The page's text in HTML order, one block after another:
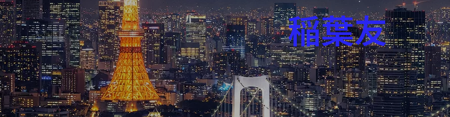
記事カテゴリー
ブログ お知らせ 芸能界
スポーツ 競馬 社会
稲葉友